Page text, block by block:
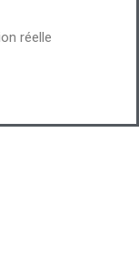
réelle